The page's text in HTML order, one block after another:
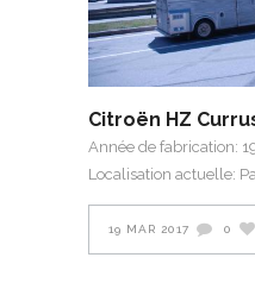
Citroën HZ
Année de fabrication:
Localisation actuelle:
19 MAR 2017 0